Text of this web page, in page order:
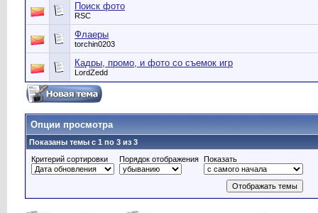
Поиск фото
RSC
Флаеры
torchin0203
Кадры, промо, и фото со съемок игр
LordZedd
Опции просмотра
Показаны темы с 1 по 3 из 3
Критерий сортировки
Порядок отображения Показать